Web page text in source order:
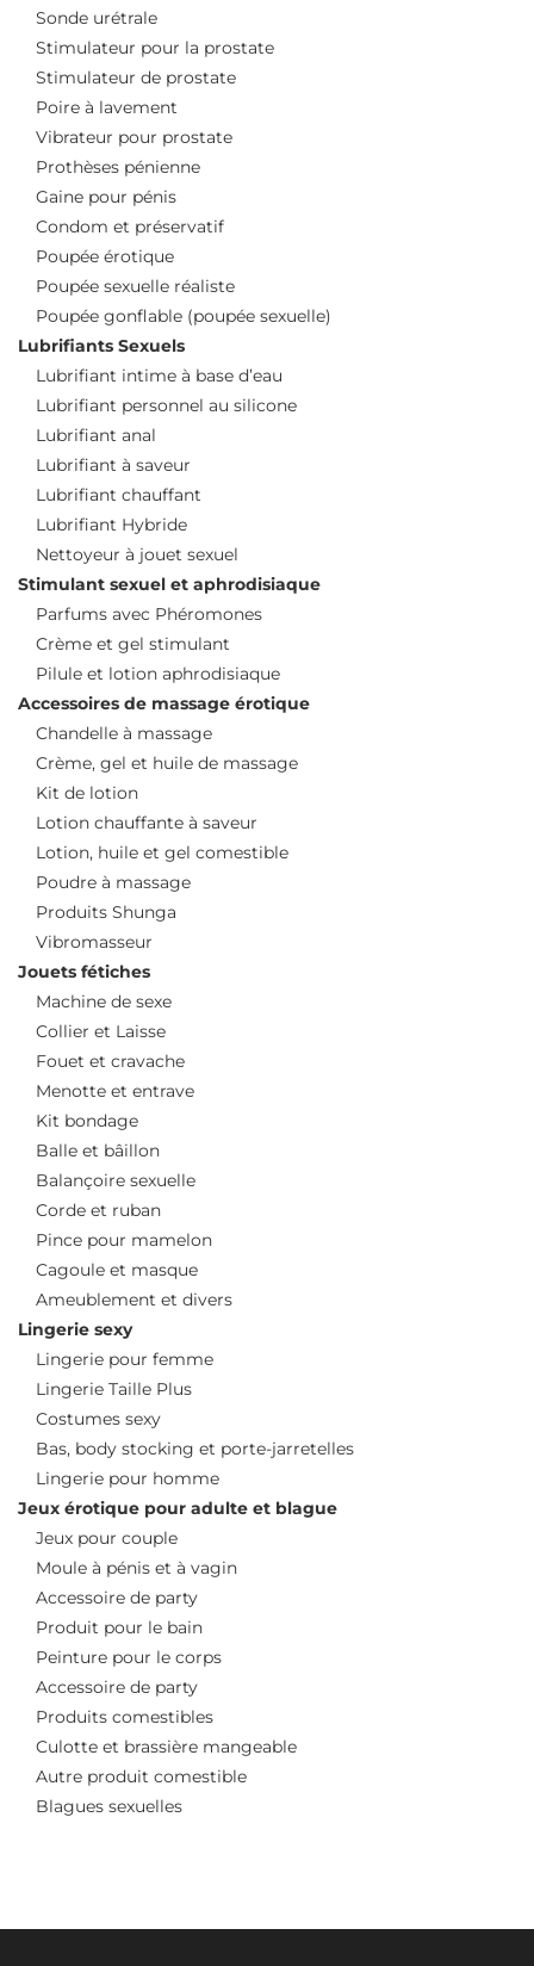
Sonde urétrale
Stimulateur pour la prostate
Stimulateur de prostate
Poire à lavement
Vibrateur pour prostate
Prothèses pénienne
Gaine pour pénis
Condom et préservatif
Poupée érotique
Poupée sexuelle réaliste
Poupée gonflable (poupée sexuelle)
Lubrifiants Sexuels
Lubrifiant intime à base d’eau
Lubrifiant personnel au silicone
Lubrifiant anal
Lubrifiant à saveur
Lubrifiant chauffant
Lubrifiant Hybride
Nettoyeur à jouet sexuel
Stimulant sexuel et aphrodisiaque
Parfums avec Phéromones
Crème et gel stimulant
Pilule et lotion aphrodisiaque
Accessoires de massage érotique
Chandelle à massage
Crème, gel et huile de massage
Kit de lotion
Lotion chauffante à saveur
Lotion, huile et gel comestible
Poudre à massage
Produits Shunga
Vibromasseur
Jouets fétiches
Machine de sexe
Collier et Laisse
Fouet et cravache
Menotte et entrave
Kit bondage
Balle et bâillon
Balançoire sexuelle
Corde et ruban
Pince pour mamelon
Cagoule et masque
Ameublement et divers
Lingerie sexy
Lingerie pour femme
Lingerie Taille Plus
Costumes sexy
Bas, body stocking et porte-jarretelles
Lingerie pour homme
Jeux érotique pour adulte et blague
Jeux pour couple
Moule à pénis et à vagin
Accessoire de party
Produit pour le bain
Peinture pour le corps
Accessoire de party
Produits comestibles
Culotte et brassière mangeable
Autre produit comestible
Blagues sexuelles